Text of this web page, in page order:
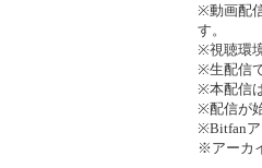
※動画配
す。
※視聴環
※生配信
※本配信
※配信が
※Bitfanア
※アーカ